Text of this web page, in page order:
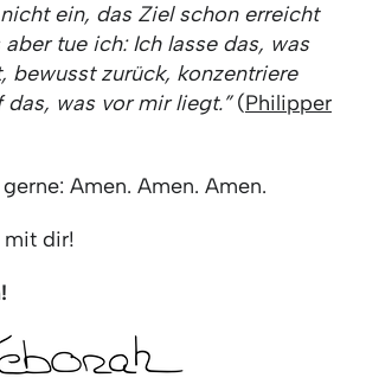
ein, das Ziel schon erreicht
aber tue ich: Ich lasse das, was
bewusst zurück, konzentriere
was vor mir liegt.”(Philipper
Amen. Amen. Amen.
mit dir!